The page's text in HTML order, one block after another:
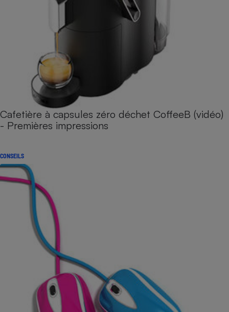
Cafetière à capsules zéro déchet CoffeeB (vidéo)
- Premières impressions
CONSEILS